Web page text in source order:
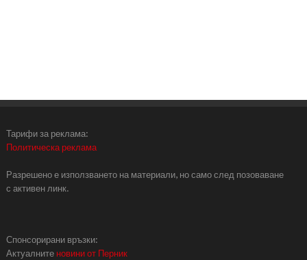
Тарифи за реклама:
Политическа реклама
Разрешено е използването на материали, но само след позоваване
с активен линк.
Спонсорирани връзки:
Актуалните новини от Перник